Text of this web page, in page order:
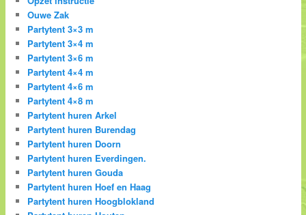
Ouwe Zak
Partytent 3×3 m
Partytent 3×4 m
Partytent 3×6 m
Partytent 4×4 m
Partytent 4×6 m
Partytent 4×8 m
Partytent huren Arkel
Partytent huren Burendag
Partytent huren Doorn
Partytent huren Everdingen.
Partytent huren Gouda
Partytent huren Hoef en Haag
Partytent huren Hoogblokland